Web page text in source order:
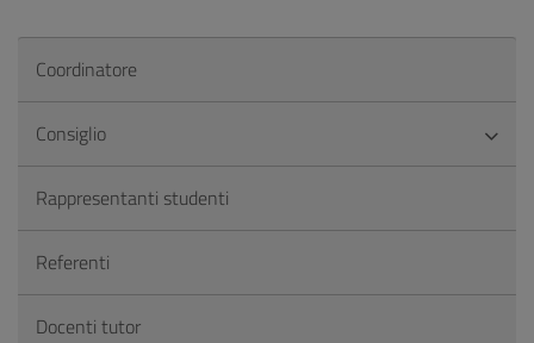
Coordinatore
Consiglio
Rappresentanti studenti
Referenti
Docenti tutor